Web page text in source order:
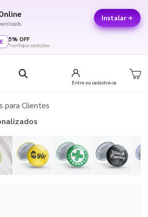
Instalar
5% OFF
*verifique condições
Entre ou cadastre-se
para Clientes